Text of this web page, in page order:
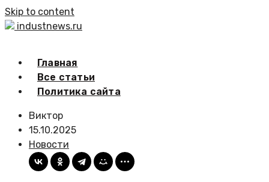
Skip to content
industnews.ru
Главная
Все статьи
Политика сайта
Виктор
15.10.2025
Новости